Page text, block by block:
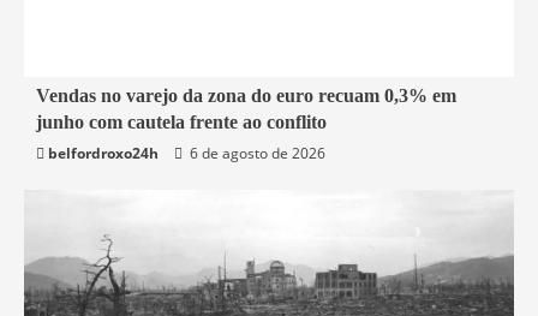
1 min read
Economia
Vendas no varejo da zona do euro recuam 0,3% em
junho com cautela frente ao conflito
belfordroxo24h
6 de agosto de 2026